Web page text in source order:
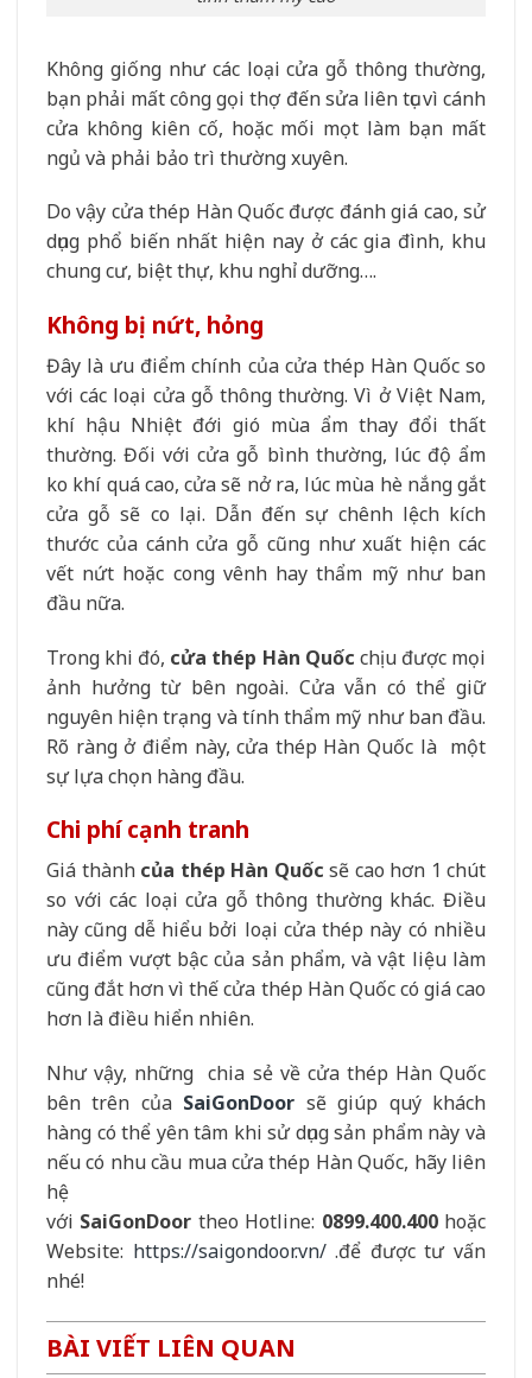
Không giống như các loại cửa gỗ thông thường,
bạn phải mất công gọi thợ đến sửa liên tục vì cánh
cửa không kiên cố, hoặc mối mọt làm bạn mất
ngủ và phải bảo trì thường xuyên.
Do vậy cửa thép Hàn Quốc được đánh giá cao, sử
dụng phổ biến nhất hiện nay ở các gia đình, khu
chung cư, biệt thự, khu nghỉ dưỡng….
Không bị nứt, hỏng
Đây là ưu điểm chính của cửa thép Hàn Quốc so
với các loại cửa gỗ thông thường. Vì ở Việt Nam,
khí hậu Nhiệt đới gió mùa ẩm thay đổi thất
thường. Đối với cửa gỗ bình thường, lúc độ ẩm
ko khí quá cao, cửa sẽ nở ra, lúc mùa hè nắng gắt
cửa gỗ sẽ co lại. Dẫn đến sự chênh lệch kích
thước của cánh cửa gỗ cũng như xuất hiện các
vết nứt hoặc cong vênh hay thẩm mỹ như ban
đầu nữa.
Trong khi đó, cửa thép Hàn Quốc chịu được mọi
ảnh hưởng từ bên ngoài. Cửa vẫn có thể giữ
nguyên hiện trạng và tính thẩm mỹ như ban đầu.
Rõ ràng ở điểm này, cửa thép Hàn Quốc là một
sự lựa chọn hàng đầu.
Chi phí cạnh tranh
Giá thành của thép Hàn Quốc sẽ cao hơn 1 chút
so với các loại cửa gỗ thông thường khác. Điều
này cũng dễ hiểu bởi loại cửa thép này có nhiều
ưu điểm vượt bậc của sản phẩm, và vật liệu làm
cũng đắt hơn vì thế cửa thép Hàn Quốc có giá cao
hơn là điều hiển nhiên.
Như vậy, những chia sẻ về cửa thép Hàn Quốc
bên trên của SaiGonDoor sẽ giúp quý khách
hàng có thể yên tâm khi sử dụng sản phẩm này và
nếu có nhu cầu mua cửa thép Hàn Quốc, hãy liên
hệ
với SaiGonDoor theo Hotline: 0899.400.400hoặc
Website: https://saigondoor.vn/.để được tư vấn
nhé!
BÀI VIẾT LIÊN QUAN